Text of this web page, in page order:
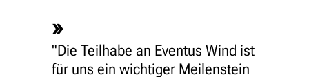
"Die Teilhabe an Eventus Wind ist
für uns ein wichtiger Meilenstein